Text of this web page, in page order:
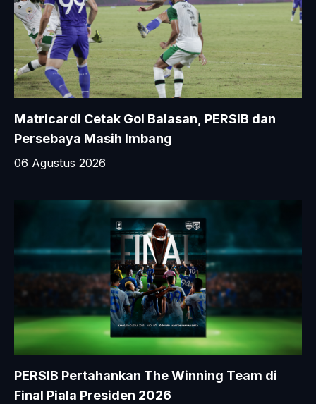
Matricardi Cetak Gol Balasan, PERSIB dan
Persebaya Masih Imbang
06 Agustus 2026
PERSIB Pertahankan The Winning Team di
Final Piala Presiden 2026